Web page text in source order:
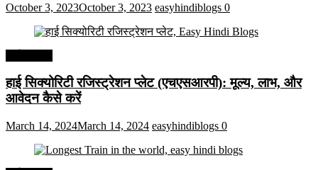
October 3, 2023October 3, 2023 easyhindiblogs 0
हाई सिक्योरिटी रजिस्ट्रेशन प्लेट (एचएसआरपी): मूल्य, लाभ, और
आवेदन कैसे करें
March 14, 2024March 14, 2024 easyhindiblogs 0